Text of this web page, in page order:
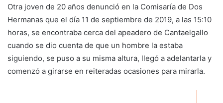
Otra joven de 20 años denunció en la Comisaría de Dos
Hermanas que el día 11 de septiembre de 2019, a las 15:10
horas, se encontraba cerca del apeadero de Cantaelgallo
cuando se dio cuenta de que un hombre la estaba
siguiendo, se puso a su misma altura, llegó a adelantarla y
comenzó a girarse en reiteradas ocasiones para mirarla.